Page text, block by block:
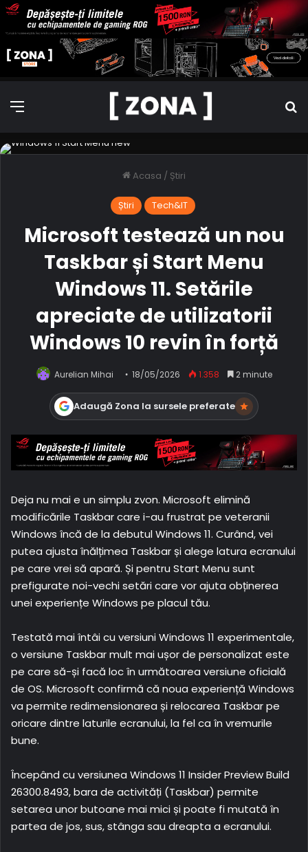
meniu
Acasa / Știri
Știri Tech&IT
Microsoft testează un nou
Taskbar și Start Menu
Windows 11. Setările
apreciate de utilizatorii
Windows 10 revin în forță
Aurelian Mihai 18/05/2026 1.358 2 minute
Adaugă Zona la sursele preferate
Deja nu mai e un simplu zvon. Microsoft elimină
modificările Taskbar care i-au frustrat pe veteranii
Windows încă de la debutul Windows 11. Curând, vei
putea ajusta înălțimea Taskbar și alege latura ecranului
pe care vrei să apară. Și pentru Start Menu sunt
prefigurate noi-vechi setări care vor ajuta obținerea
unei experiențe Windows pe placul tău.
Testată mai întâi cu versiuni Windows 11 experimentale,
o versiune Taskbar mult mai ușor de personalizat este
pe care să-și facă loc în următoarea versiune oficială
de OS. Microsoft confirmă că noua experiență Windows
va permite redimensionarea și relocarea Taskbar pe
oricare dintre laturile ecranului, la fel ca în vremurile
bune.
Începând cu versiunea Windows 11 Insider Preview Build
26300.8493, bara de activități (Taskbar) permite
setarea unor butoane mai mici și poate fi mutată în
partea de jos, sus, stânga sau dreapta a ecranului.